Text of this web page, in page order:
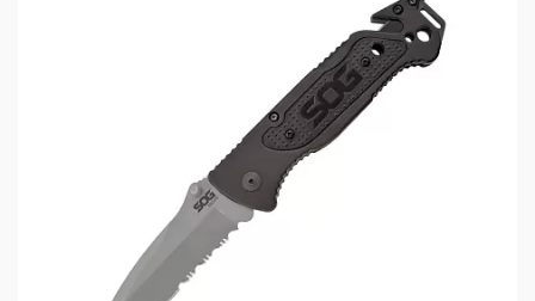
Тактическое снаряжение
Высокоточная стрельба
Спортивная стрельба